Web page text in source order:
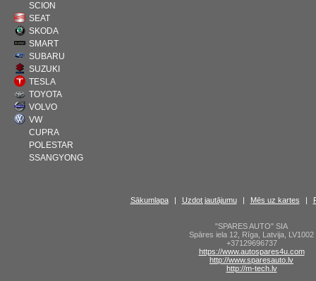
SCION
SEAT
SKODA
SMART
SUBARU
SUZUKI
TESLA
TOYOTA
VOLVO
VW
CUPRA
POLESTAR
SSANGYONG
Sākumlapa | Uzdot jautājumu | Mēs uz kartes |
"SPARES AUTO" SIA
Spāres iela 12 Rīga Latvija LV1002
+37129696737
https://www.autospares4u.com
http://www.sparesauto.lv
http://m-tech.lv